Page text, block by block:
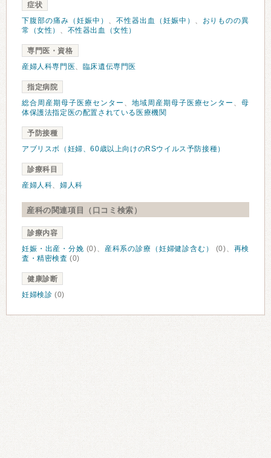
症状
下腹部の痛み（妊娠中） 、 不性器出血（妊娠中） 、
おりものの異
常（女性） 、 不性器出血（女性）
専門医・資格
産婦人科専門医、 臨床遺伝専門医
指定病院
総合周産期母子医療センター 、 地域周産期母子医療センター 、母
体保護法指定医の配置されている医療機関
予防接種
アブリスボ（妊婦、60歳以上向けのRSウイルス予防接種）
診療科目
産婦人科、婦人科
産科の関連項目（口コミ検索）
診療内容
妊娠・出産・分娩 (0)、 産科系の診療（妊婦健診含む） (0)、 再検
査・精密検査 (0)
健康診断
妊婦検診 (0)